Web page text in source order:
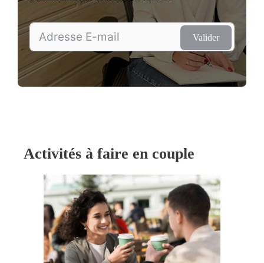
Valider
Activités à faire en couple